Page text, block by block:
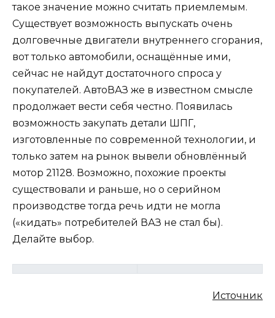
такое значение можно считать приемлемым.
Существует возможность выпускать очень
долговечные двигатели внутреннего сгорания,
вот только автомобили, оснащённые ими,
сейчас не найдут достаточного спроса у
покупателей. АвтоВАЗ же в известном смысле
продолжает вести себя честно. Появилась
возможность закупать детали ШПГ,
изготовленные по современной технологии, и
только затем на рынок вывели обновлённый
мотор 21128. Возможно, похожие проекты
существовали и раньше, но о серийном
производстве тогда речь идти не могла
(«кидать» потребителей ВАЗ не стал бы).
Делайте выбор.
Источник